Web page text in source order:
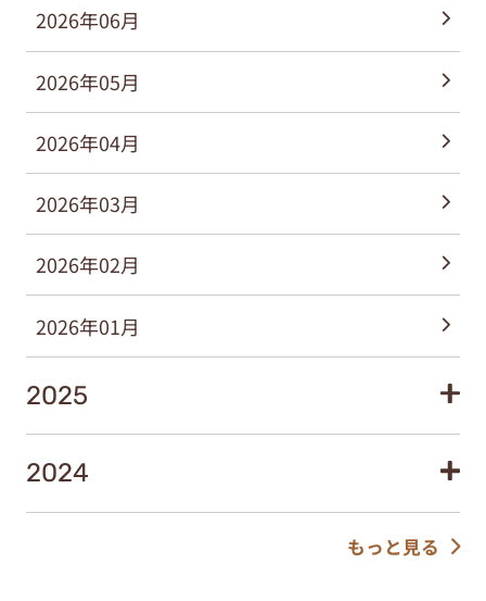
2026年06月
2026年05月
2026年04月
2026年03月
2026年02月
2026年01月
2025
2024
もっと見る